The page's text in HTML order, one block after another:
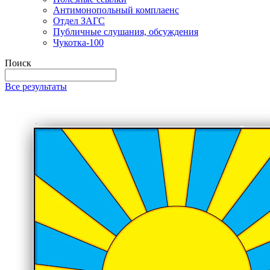
Антимонопольный комплаенс
Отдел ЗАГС
Публичные слушания, обсуждения
Чукотка-100
Поиск
Все результаты